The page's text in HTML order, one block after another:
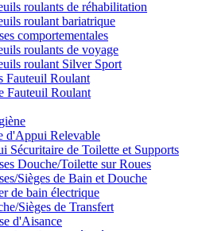
roulants de réhabilitation
roulant bariatrique
comportementales
roulants de voyage
roulant Silver Sport
Fauteuil Roulant
Fauteuil Roulant
d'Appui Relevable
Sécuritaire de Toilette et Supports
Douche/Toilette sur Roues
Sièges de Bain et Douche
de bain électrique
Sièges de Transfert
d'Aisance